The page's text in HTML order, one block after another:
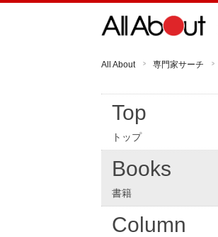
All About 専門家サーチ
Top
トップ
Books
書籍
Column